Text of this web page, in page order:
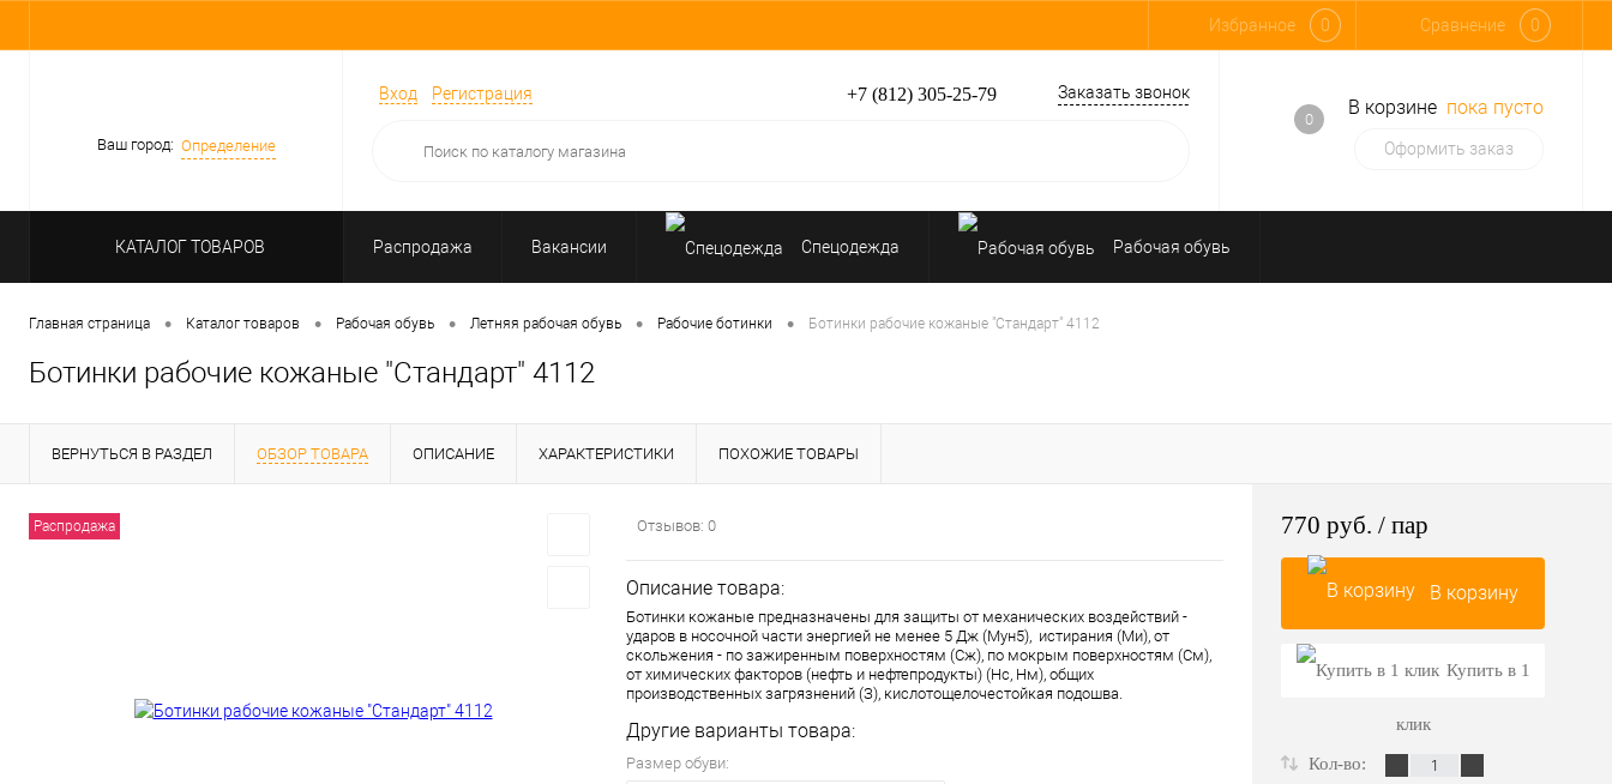
Избранное 0 Сравнение 0
Ваш город: Определение
Вход Регистрация +7 (812) 305-25-79 Заказать звонок
0
В корзине пока пусто
Оформить заказ
КАТАЛОГ ТОВАРОВ Распродажа Вакансии Спецодежда Рабочая обувь
Перчатки, рукавицы Средства индивидуальной защиты
Главная страница • Каталог товаров • Рабочая обувь • Летняя рабочая обувь • Рабочие ботинки • Ботинки рабочие кожаные "Стандарт" 4112
Ботинки рабочие кожаные "Стандарт" 4112
ВЕРНУТЬСЯ В РАЗДЕЛ ОБЗОР ТОВАРА ОПИСАНИЕ ХАРАКТЕРИСТИКИ ПОХОЖИЕ ТОВАРЫ
Распродажа Отзывов: 0
Описание товара:
Ботинки кожаные предназначены для защиты от механических воздействий -
ударов в носочной части энергией не менее 5 Дж (Мун5), истирания (Ми), от
скольжения - по зажиренным поверхностям (Сж), по мокрым поверхностям (См),
от химических факторов (нефть и нефтепродукты) (Нс, Нм), общих
производственных загрязнений (З), кислотощелочестойкая подошва.
Другие варианты товара:
Размер обуви:
770 руб. / пар
В корзину
Купить в 1
клик
Кол-во: